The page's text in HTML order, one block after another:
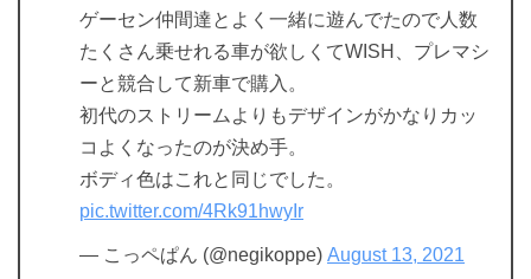
ゲーセン仲間達とよく一緒に遊んでたので人数
たくさん乗せれる車が欲しくてWISH、プレマシ
ーと競合して新車で購入。
初代のストリームよりもデザインがかなりカッ
コよくなったのが決め手。
ボディ色はこれと同じでした。
pic.twitter.com/4Rk91hwyIr
— こっペぱん (@negikoppe) August 13, 2021